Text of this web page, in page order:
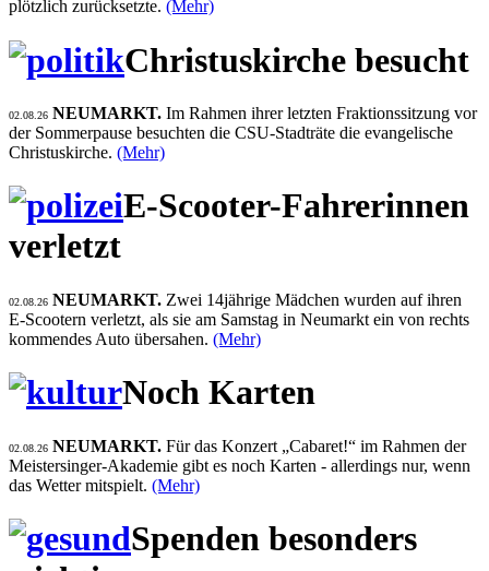
plötzlich zurücksetzte. (Mehr)
Christuskirche besucht
02.08.26 NEUMARKT. Im Rahmen ihrer letzten Fraktionssitzung vor
der Sommerpause besuchten die CSU-Stadträte die evangelische
Christuskirche. (Mehr)
E-Scooter-Fahrerinnen
verletzt
02.08.26 NEUMARKT. Zwei 14jährige Mädchen wurden auf ihren
E-Scootern verletzt, als sie am Samstag in Neumarkt ein von rechts
kommendes Auto übersahen. (Mehr)
Noch Karten
02.08.26 NEUMARKT. Für das Konzert „Cabaret!“ im Rahmen der
Meistersinger-Akademie gibt es noch Karten - allerdings nur, wenn
das Wetter mitspielt. (Mehr)
Spenden besonders